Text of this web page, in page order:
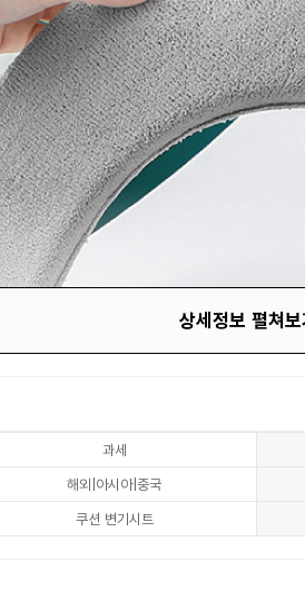
상세정보 펼쳐보
과세
해외|아시아|중국
쿠션 변기시트